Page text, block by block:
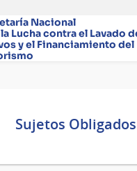
Nacional
Lucha contra el Lavado
y el Financiamiento del
Sujetos Obligados